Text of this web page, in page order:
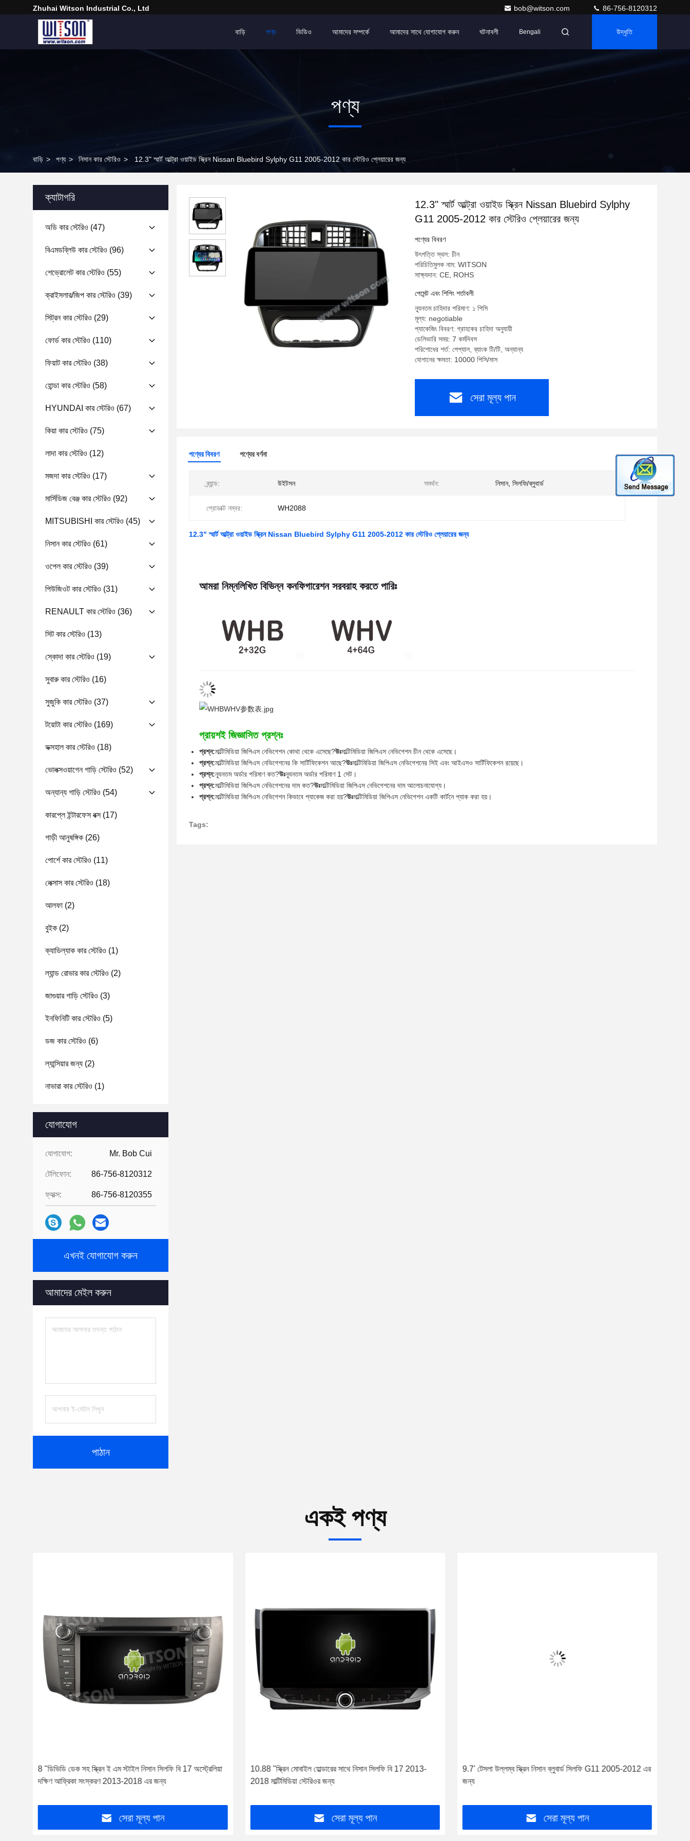
Zhuhai Witson Industrial Co., Ltd bob@witson.com 86-756-8120312
বাড়ি পণ্য ভিডিও আমাদের সম্পর্কে আমাদের সাথে যোগাযোগ করুন ঘটনাবলী Bengali উদ্ধৃতি
পণ্য
বাড়ি > পণ্য > নিসান কার স্টেরিও > 12.3" স্মার্ট আল্ট্রা ওয়াইড স্ক্রিন Nissan Bluebird Sylphy G11 2005-2012 কার স্টেরিও প্লেয়ারের জন্য
ক্যাটাগরি
অডি কার স্টেরিও (47)
বিএমডব্লিউ কার স্টেরিও (96)
শেভ্রোলেট কার স্টেরিও (55)
ক্রাইসলার/জিপ কার স্টেরিও (39)
সিট্রন কার স্টেরিও (29)
ফোর্ড কার স্টেরিও (110)
ফিয়াট কার স্টেরিও (38)
হোন্ডা কার স্টেরিও (58)
HYUNDAI কার স্টেরিও (67)
কিয়া কার স্টেরিও (75)
লাদা কার স্টেরিও (12)
মজদা কার স্টেরিও (17)
মার্সিডিজ বেঞ্জ কার স্টেরিও (92)
MITSUBISHI কার স্টেরিও (45)
নিসান কার স্টেরিও (61)
ওপেল কার স্টেরিও (39)
পিউজিওট কার স্টেরিও (31)
RENAULT কার স্টেরিও (36)
সিট কার স্টেরিও (13)
স্কোদা কার স্টেরিও (19)
সুবারু কার স্টেরিও (16)
সুজুকি কার স্টেরিও (37)
টয়োটা কার স্টেরিও (169)
ভক্সহাল কার স্টেরিও (18)
ভোলক্সওয়াগেন গাড়ি স্টেরিও (52)
অন্যান্য গাড়ি স্টেরিও (54)
কারপ্লে ইন্টারফেস বক্স(17)
গাড়ী আনুষঙ্গিক (26)
পোর্শে কার স্টেরিও (11)
লেক্সাস কার স্টেরিও (18)
আলফা (2)
বুইক (2)
ক্যাডিল্যাক কার স্টেরিও (1)
ল্যান্ড রোভার কার স্টেরিও (2)
জাগুয়ার গাড়ি স্টেরিও (3)
ইনফিনিটি কার স্টেরিও (5)
ডজ কার স্টেরিও (6)
ল্যান্সিয়ার জন্য (2)
নাভারা কার স্টেরিও (1)
যোগাযোগ
যোগাযোগ: Mr. Bob Cui
টেলিফোন: 86-756-8120312
ফ্যাক্স: 86-756-8120355
এখনই যোগাযোগ করুন
আমাদের মেইল ​​করুন
পাঠান
12.3" স্মার্ট আল্ট্রা ওয়াইড স্ক্রিন Nissan Bluebird Sylphy
G11 2005-2012 কার স্টেরিও প্লেয়ারের জন্য
পণ্যের বিবরণ
উৎপত্তি স্থল: চীন
পরিচিতিমুলক নাম: WITSON
সাক্ষ্যদান: CE, ROHS
পেমেন্ট এবং শিপিং শর্তাবলী
ন্যূনতম চাহিদার পরিমাণ: ১ পিসি
মূল্য: negotiable
প্যাকেজিং বিবরণ: গ্রাহকের চাহিদা অনুযায়ী
ডেলিভারি সময়: 7 কর্মদিবস
পরিশোধের শর্ত: পেপ্যাল, ব্যাংক টি/টি, অন্যান্য
যোগানের ক্ষমতা: 10000 পিসি/মাস
সেরা মূল্য পান
পণ্যের বিবরণ পণ্যের বর্ণনা
ব্র্যান্ড: উইটসন সমর্থন: নিসান, সিলফি/ব্লুবার্ড
প্রোডাক্ট নম্বর: WH2088
12.3" স্মার্ট আল্ট্রা ওয়াইড স্ক্রিন Nissan Bluebird Sylphy G11 2005-2012 কার স্টেরিও প্লেয়ারের জন্য
আমরা নিম্নলিখিত বিভিন্ন কনফিগারেশন সরবরাহ করতে পারিঃ
প্রায়শই জিজ্ঞাসিত প্রশ্নঃ
প্রশ্ন:মাল্টিমিডিয়া জিপিএস নেভিগেশন কোথা থেকে এসেছে?উঃমাল্টিমিডিয়া জিপিএস নেভিগেশন চীন থেকে এসেছে।
প্রশ্ন:মাল্টিমিডিয়া জিপিএস নেভিগেশনের কি সার্টিফিকেশন আছে?উঃমাল্টিমিডিয়া জিপিএস নেভিগেশনের সিই এবং আইএসও সার্টিফিকেশন রয়েছে।
প্রশ্ন:ন্যূনতম অর্ডার পরিমাণ কত?উঃন্যূনতম অর্ডার পরিমাণ 1 সেট।
প্রশ্ন:মাল্টিমিডিয়া জিপিএস নেভিগেশনের দাম কত?উঃমাল্টিমিডিয়া জিপিএস নেভিগেশনের দাম আলোচনাযোগ্য।
প্রশ্ন:মাল্টিমিডিয়া জিপিএস নেভিগেশন কিভাবে প্যাকেজ করা হয়?উঃমাল্টিমিডিয়া জিপিএস নেভিগেশন একটি কার্টনে প্যাক করা হয়।
Tags:
একই পণ্য
8 "ডিভিডি ডেক সহ স্ক্রিন ই এম স্টাইল নিসান সিলফি বি 17 অস্ট্রেলিয়া
দক্ষিণ আফ্রিকা সংস্করণ 2013-2018 এর জন্য
সেরা মূল্য পান
10.88 "স্ক্রিন মোবাইল হোল্ডারের সাথে নিসান সিলফি বি 17 2013-
2018 মাল্টিমিডিয়া স্টেরিওর জন্য
সেরা মূল্য পান
9.7' টেসলা উল্লম্ব স্ক্রিন নিসান ব্লুবার্ড সিলফি G11 2005-2012 এর
জন্য
সেরা মূল্য পান